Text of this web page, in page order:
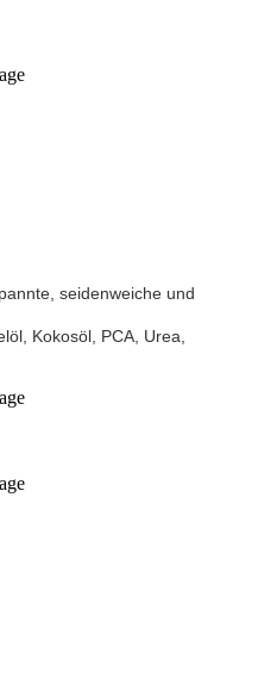
seidenweiche und
Kokosöl, PCA, Urea,